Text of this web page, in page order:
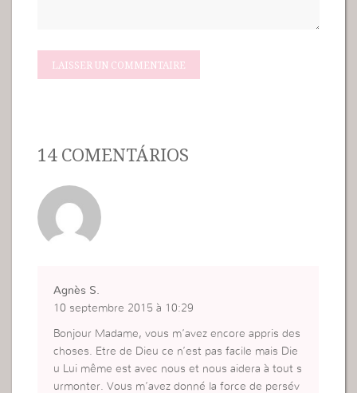
14 COMENTÁRIOS
Agnès S.
10 septembre 2015 à 10:29
Bonjour Madame, vous m’avez encore appris des
choses. Etre de Dieu ce n’est pas facile mais Die
u Lui même est avec nous et nous aidera à tout s
urmonter. Vous m’avez donné la force de persév